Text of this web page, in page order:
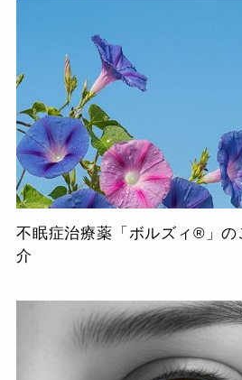
不眠症治療薬「ボルズィ®」の
介